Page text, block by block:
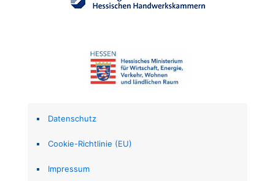
Datenschutz
Cookie-Richtlinie (EU)
Impressum